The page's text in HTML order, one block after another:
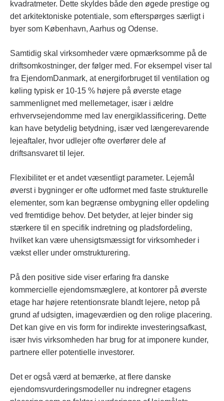
kvadratmeter. Dette skyldes både den øgede prestige og
det arkitektoniske potentiale, som efterspørges særligt i
byer som København, Aarhus og Odense.
Samtidig skal virksomheder være opmærksomme på de
driftsomkostninger, der følger med. For eksempel viser tal
fra EjendomDanmark, at energiforbruget til ventilation og
køling typisk er 10-15 % højere på øverste etage
sammenlignet med mellemetager, især i ældre
erhvervsejendomme med lav energiklassificering. Dette
kan have betydelig betydning, især ved længerevarende
lejeaftaler, hvor udlejer ofte overfører dele af
driftsansvaret til lejer.
Flexibilitet er et andet væsentligt parameter. Lejemål
øverst i bygninger er ofte udformet med faste strukturelle
elementer, som kan begrænse ombygning eller opdeling
ved fremtidige behov. Det betyder, at lejer binder sig
stærkere til en specifik indretning og pladsfordeling,
hvilket kan være uhensigtsmæssigt for virksomheder i
vækst eller under omstrukturering.
På den positive side viser erfaring fra danske
kommercielle ejendomsmæglere, at kontorer på øverste
etage har højere retentionsrate blandt lejere, netop på
grund af udsigten, imageværdien og den rolige placering.
Det kan give en vis form for indirekte investeringsafkast,
især hvis virksomheden har brug for at imponere kunder,
partnere eller potentielle investorer.
Det er også værd at bemærke, at flere danske
ejendomsvurderingsmodeller nu indregner etagens